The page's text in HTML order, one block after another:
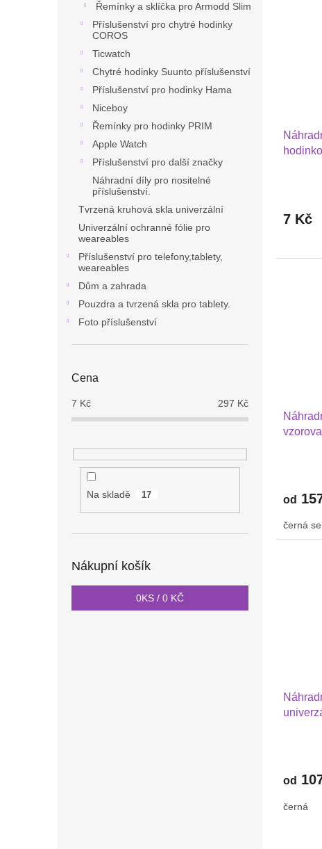
Řemínky a sklíčka pro Armodd Slim
Příslušenství pro chytré hodinky
COROS
Ticwatch
Chytré hodinky Suunto příslušenství
Příslušenství pro hodinky Hama
Niceboy
Řemínky pro hodinky PRIM
Apple Watch
Příslušenství pro další značky
Náhradní díly pro nositelné
příslušenství.
Tvrzená kruhová skla univerzální
Univerzální ochranné fólie pro
weareables
Příslušenství pro telefony,tablety,
weareables
Dům a zahrada
Pouzdra a tvrzená skla pro tablety.
Foto příslušenství
Cena
7 Kč 297 Kč
Na skladě 17
Nákupní košík
0KS / 0 KČ
7 Kč
od
černá
od
černá